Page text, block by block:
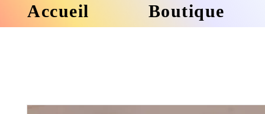
Accueil Boutique